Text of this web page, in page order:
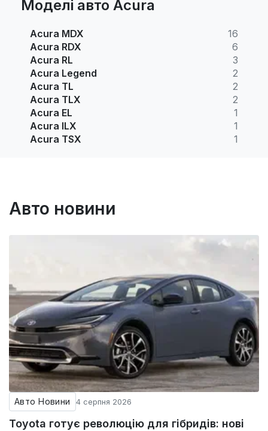
Моделі авто Acura
Acura MDX
16
Acura RDX
6
Acura RL
3
Acura Legend
2
Acura TL
2
Acura TLX
2
Acura EL
1
Acura ILX
1
Acura TSX
1
Авто новини
Авто Новини 4 серпня 2026
Toyota готує революцію для гібридів: нові